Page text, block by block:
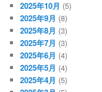
2025年10月 (5)
2025年9月 (8)
2025年8月 (3)
2025年7月 (3)
2025年6月 (4)
2025年5月 (4)
2025年4月 (5)